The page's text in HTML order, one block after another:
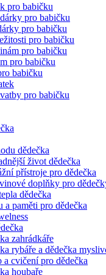
pro babičku
pro babičku
pro babičku
pro babičku
pro babičku
pro babičku
babičku
pro babičku
dědečka
život dědečka
přístroje pro dědečka
doplňky pro
dědečka
a paměti pro dědečka
zahrádkáře
rybáře a dědečka
cvičení pro dědečka
houbaře